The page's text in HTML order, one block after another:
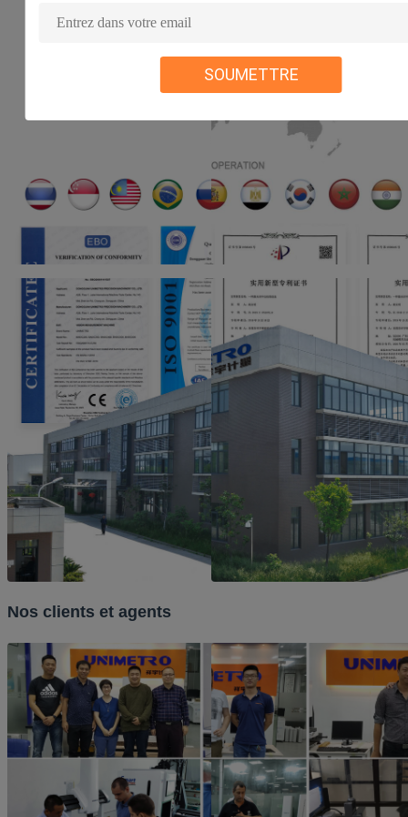
SOUMETTRE
Nos clients et agents